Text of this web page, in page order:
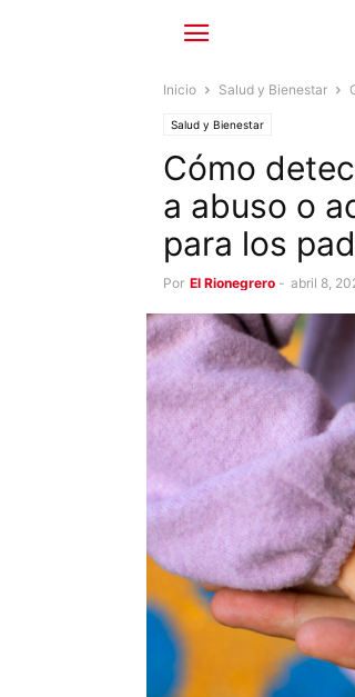
Inicio Salud y Bienestar
Salud y Bienestar
Cómo
a abuso o
para los
Por El Rionegrero - abril 8,